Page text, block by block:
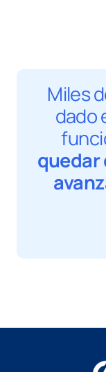
Miles
dado
quedar